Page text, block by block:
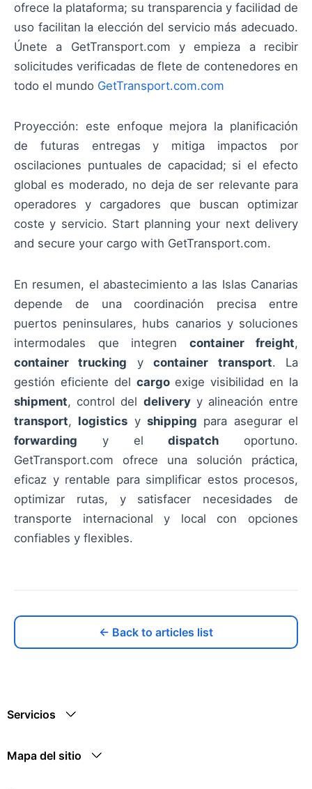
ofrece la plataforma; su transparencia y facilidad de
uso facilitan la elección del servicio más adecuado.
Únete a GetTransport.com y empieza a recibir
solicitudes verificadas de flete de contenedores en
todo el mundo GetTransport.com.com
Proyección: este enfoque mejora la planificación
de futuras entregas y mitiga impactos por
oscilaciones puntuales de capacidad; si el efecto
global es moderado, no deja de ser relevante para
operadores y cargadores que buscan optimizar
coste y servicio. Start planning your next delivery
and secure your cargo with GetTransport.com.
En resumen, el abastecimiento a las Islas Canarias
depende de una coordinación precisa entre
puertos peninsulares, hubs canarios y soluciones
intermodales que integren container freight,
container trucking ycontainer transport. La
gestión eficiente del cargoexige visibilidad en la
shipment, control del deliveryy alineación entre
transport, logistics yshipping para asegurar el
forwarding y eldispatch oportuno.
GetTransport.com ofrece una solución práctica,
eficaz y rentable para simplificar estos procesos,
optimizar rutas, y satisfacer necesidades de
transporte internacional y local con opciones
confiables y flexibles.
← Back to articles list
Servicios
Mapa del sitio